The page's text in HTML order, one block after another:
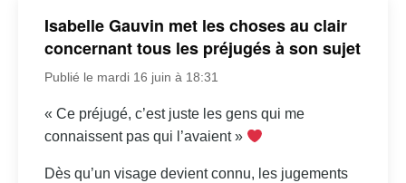
Isabelle Gauvin met les choses au clair
concernant tous les préjugés à son sujet
Publié le mardi 16 juin à 18:31
« Ce préjugé, c’est juste les gens qui me
connaissent pas qui l’avaient »
Dès qu’un visage devient connu, les jugements